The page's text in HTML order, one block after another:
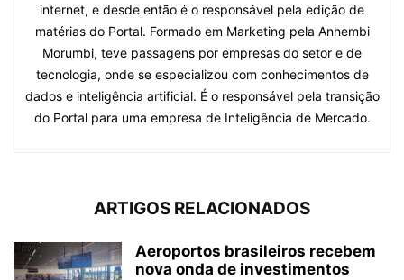
internet, e desde então é o responsável pela edição de
matérias do Portal. Formado em Marketing pela Anhembi
Morumbi, teve passagens por empresas do setor e de
tecnologia, onde se especializou com conhecimentos de
dados e inteligência artificial. É o responsável pela transição
do Portal para uma empresa de Inteligência de Mercado.
ARTIGOS RELACIONADOS
Aeroportos brasileiros recebem
nova onda de investimentos